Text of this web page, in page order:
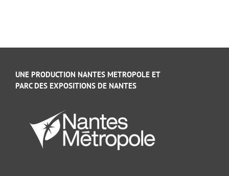
UNE PRODUCTION NANTES METROPOLE ET
PARC DES EXPOSITIONS DE NANTES